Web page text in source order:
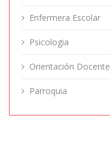
Enfermera Escolar
Psicologia
Orientación Docente
Parroquia